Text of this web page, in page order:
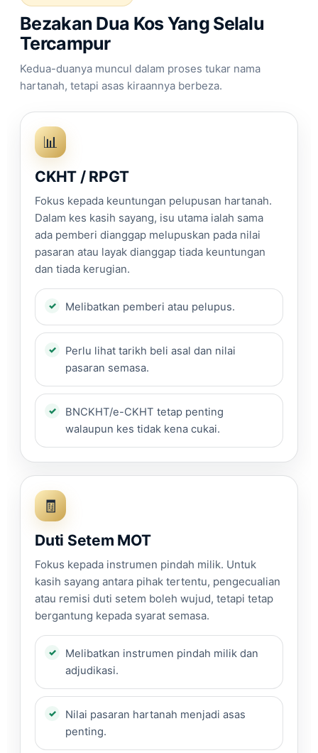
Bezakan Dua Kos Yang Selalu
Tercampur
Kedua-duanya muncul dalam proses tukar nama
hartanah, tetapi asas kiraannya berbeza.
📊
CKHT / RPGT
Fokus kepada keuntungan pelupusan hartanah.
Dalam kes kasih sayang, isu utama ialah sama
ada pemberi dianggap melupuskan pada nilai
pasaran atau layak dianggap tiada keuntungan
dan tiada kerugian.
Melibatkan pemberi atau pelupus.
Perlu lihat tarikh beli asal dan nilai
pasaran semasa.
BNCKHT/e-CKHT tetap penting
walaupun kes tidak kena cukai.
🧾
Duti Setem MOT
Fokus kepada instrumen pindah milik. Untuk
kasih sayang antara pihak tertentu, pengecualian
atau remisi duti setem boleh wujud, tetapi tetap
bergantung kepada syarat semasa.
Melibatkan instrumen pindah milik dan
adjudikasi.
Nilai pasaran hartanah menjadi asas
penting.